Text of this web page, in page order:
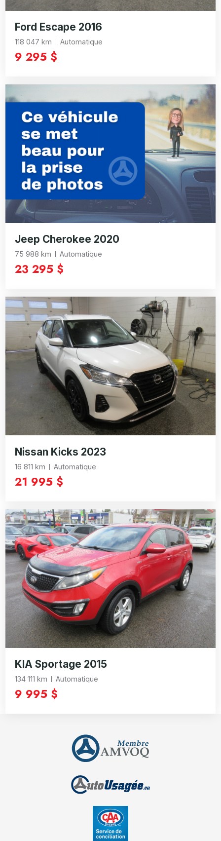
Ford Escape 2016
118 047 km Automatique
9 295 $
Jeep Cherokee 2020
75 988 km Automatique
23 295 $
Nissan Kicks 2023
16 811 km Automatique
21 995 $
KIA Sportage 2015
134 111 km Automatique
9 995 $